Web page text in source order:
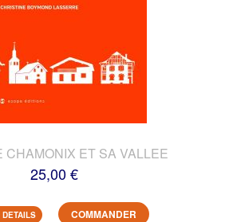
CHAMONIX ET SA VALLEE
25,00 €
COMMANDER